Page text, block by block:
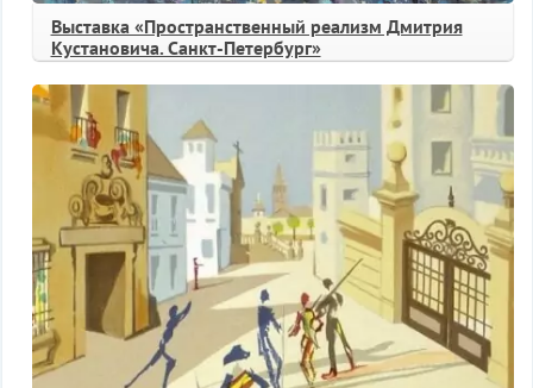
Выставка «Пространственный реализм Дмитрия
Кустановича. Санкт-Петербург»